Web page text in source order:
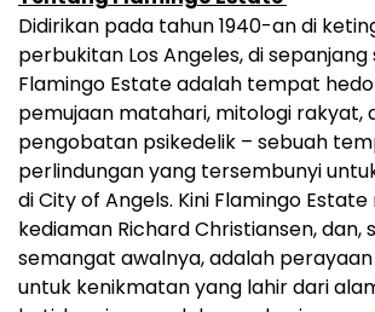
Didirikan pada tahun 1940-an di
perbukitan Los Angeles, di
Flamingo Estate adalah tempat
pemujaan matahari, mitologi rakyat,
pengobatan psikedelik – sebuah
perlindungan yang tersembunyi
di City of Angels. Kini Flamingo
kediaman Richard Christiansen, dan,
semangat awalnya, adalah
untuk kenikmatan yang lahir dari